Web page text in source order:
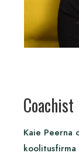
Coachist
Kaie Peerna
koolitusfirma